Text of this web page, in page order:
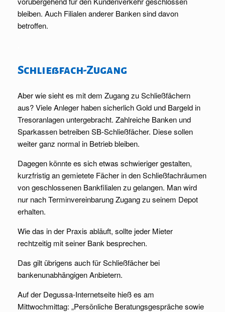
bleiben. Auch Filialen anderer Banken sind davon
betroffen.
Schließfach-Zugang
Aber wie sieht es mit dem Zugang zu Schließfächern
aus? Viele Anleger haben sicherlich Gold und Bargeld in
Tresoranlagen untergebracht. Zahlreiche Banken und
Sparkassen betreiben SB-Schließfächer. Diese sollen
weiter ganz normal in Betrieb bleiben.
Dagegen könnte es sich etwas schwieriger gestalten,
kurzfristig an gemietete Fächer in den Schließfachräumen
von geschlossenen Bankfilialen zu gelangen. Man wird
nur nach Terminvereinbarung Zugang zu seinem Depot
erhalten.
Wie das in der Praxis abläuft, sollte jeder Mieter
rechtzeitig mit seiner Bank besprechen.
Das gilt übrigens auch für Schließfächer bei
bankenunabhängigen Anbietern.
Auf der Degussa-Internetseite hieß es am
Mittwochmittag: „Persönliche Beratungsgespräche sowie